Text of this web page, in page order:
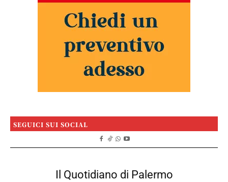
SEGUICI SUI SOCIAL
Il Quotidiano di Palermo